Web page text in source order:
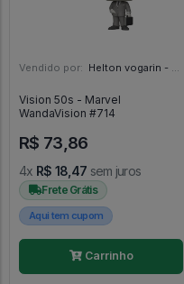
Vendido por: Helton vogarin - SP
Vision 50s - Marvel
WandaVision #714
R$ 73,86
4x R$ 18,47 sem juros
Frete Grátis
Aqui tem cupom
Carrinho